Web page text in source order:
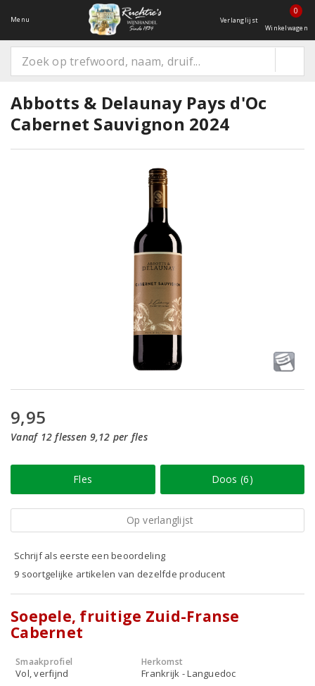
Menu Verlanglijst
0
Winkelwagen
Abbotts & Delaunay Pays d'Oc
Cabernet Sauvignon 2024
9,95
Vanaf 12 flessen 9,12 per fles
Fles Doos (6)
Op verlanglijst
Schrijf als eerste een beoordeling
9 soortgelijke artikelen van dezelfde producent
Soepele, fruitige Zuid-Franse
Cabernet
Smaakprofiel
Vol, verfijnd
Herkomst
Frankrijk - Languedoc